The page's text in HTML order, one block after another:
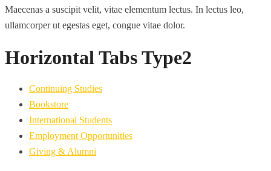
Maecenas a suscipit velit, vitae elementum lectus. In lectus leo,
ullamcorper ut egestas eget, congue vitae dolor.
Horizontal Tabs Type2
Continuing Studies
Bookstore
International Students
Employment Opportunities
Giving & Alumni